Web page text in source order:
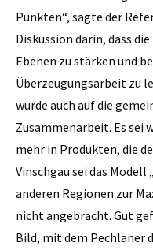
Punkten“, sagte der
Diskussion darin, dass
Ebenen zu stärken und
Überzeugungsarbeit zu
wurde auch auf die
Zusammenarbeit. Es sei
mehr in Produkten, die
Vinschgau sei das Modell
anderen Regionen zur
nicht angebracht. Gut
Bild, mit dem Pechlaner